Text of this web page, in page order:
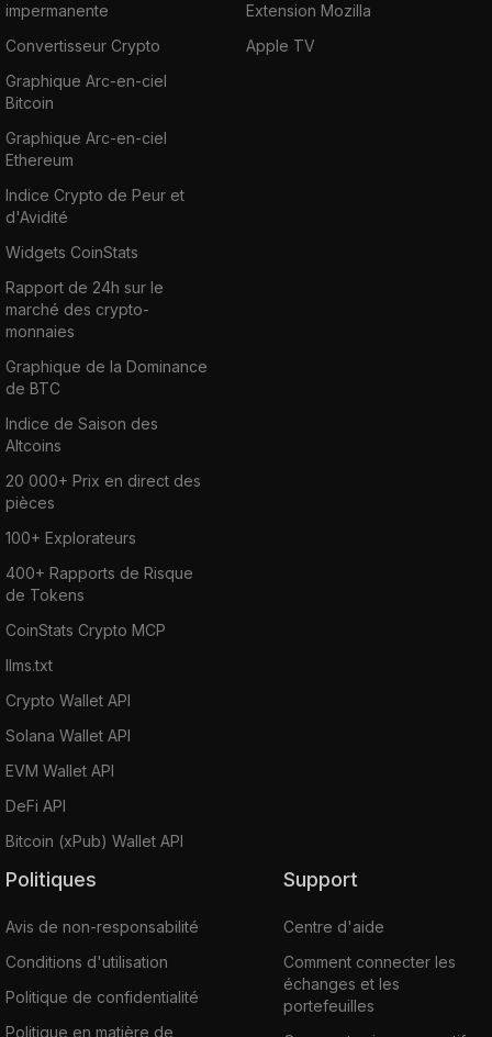
impermanente
Convertisseur Crypto
Graphique Arc-en-ciel
Bitcoin
Graphique Arc-en-ciel
Ethereum
Indice Crypto de Peur et
d'Avidité
Widgets CoinStats
Rapport de 24h sur le
marché des crypto-
monnaies
Graphique de la Dominance
de BTC
Indice de Saison des
Altcoins
20 000+ Prix en direct des
pièces
100+ Explorateurs
400+ Rapports de Risque
de Tokens
CoinStats Crypto MCP
llms.txt
Crypto Wallet API
Solana Wallet API
EVM Wallet API
DeFi API
Bitcoin (xPub) Wallet API
Extension Mozilla
Apple TV
Politiques
Avis de non-responsabilité
Conditions d'utilisation
Politique de confidentialité
Politique en matière de
Support
Centre d'aide
Comment connecter les
échanges et les
portefeuilles